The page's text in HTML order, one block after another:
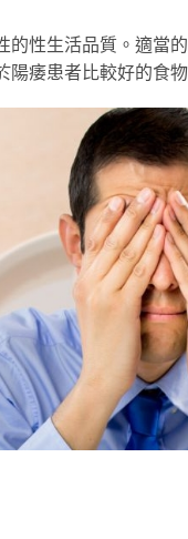
性生活品質。適當
痿患者比較好的食物